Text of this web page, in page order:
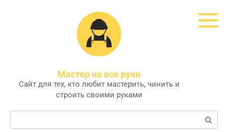
Мастер на все руки
Сайт для тех, кто любит мастерить, чинить и
строить своими руками
Поиск: